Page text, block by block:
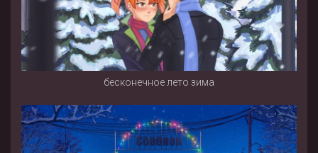
бесконечное лето зима